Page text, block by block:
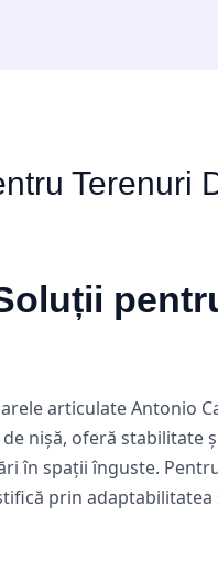
Terenuri
articulate Antonio
nișă, oferă stabilitate
în spații înguste.
prin adaptabilitatea